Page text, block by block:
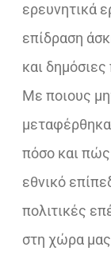
ερευνητικά
επίδραση
και
Με ποιους
πόσο και
εθνικό
πολιτικές
στη χώρα μας